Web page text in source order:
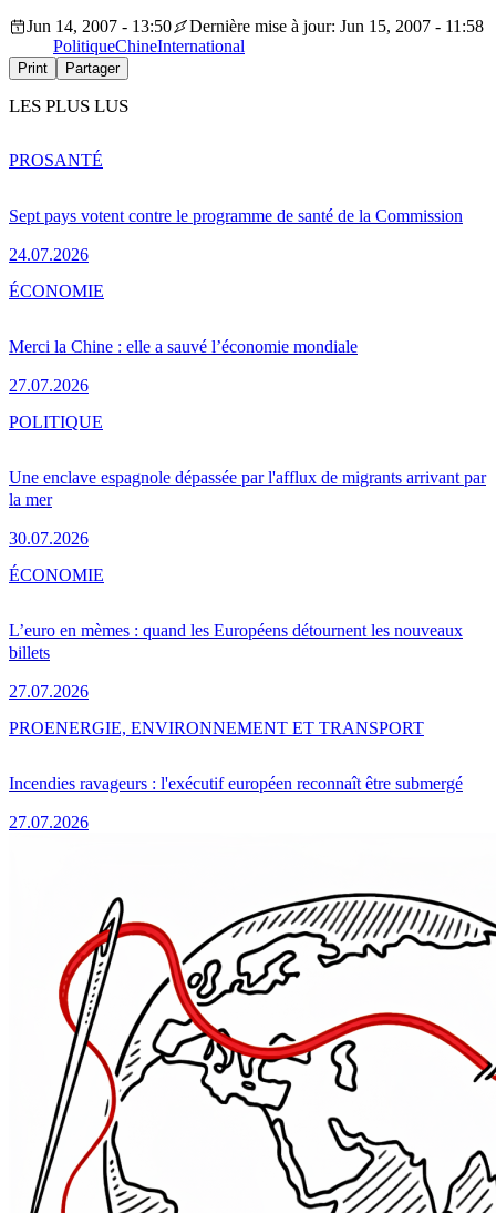
Jun 14, 2007 - 13:50
Dernière mise à jour: Jun 15, 2007 - 11:58
PolitiqueChineInternational
Print Partager
LES PLUS LUS
Sept pays votent contre le programme de santé de la Commission
24.07.2026
PROSANTÉ
Merci la Chine : elle a sauvé l’économie mondiale
27.07.2026
ÉCONOMIE
Une enclave espagnole dépassée par l'afflux de migrants arrivant par
la mer
30.07.2026
POLITIQUE
L’euro en mèmes : quand les Européens détournent les nouveaux
billets
27.07.2026
ÉCONOMIE
Incendies ravageurs : l'exécutif européen reconnaît être submergé
27.07.2026
PROENERGIE, ENVIRONNEMENT ET TRANSPORT